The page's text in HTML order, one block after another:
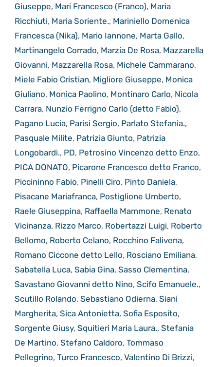
Giuseppe, Mari Francesco (Franco), Maria
Ricchiuti, Maria Soriente., Mariniello Domenica
Francesca (Nika), Mario Iannone, Marta Gallo,
Martinangelo Corrado, Marzia De Rosa, Mazzarella
Giovanni, Mazzarella Rosa, Michele Cammarano,
Miele Fabio Cristian, Migliore Giuseppe, Monica
Giuliano, Monica Paolino, Montinaro Carlo, Nicola
Carrara, Nunzio Ferrigno Carlo (detto Fabio),
Pagano Lucia, Parisi Sergio, Parlato Stefania.,
Pasquale Milite, Patrizia Giunto, Patrizia
Longobardi., PD, Petrosino Vincenzo detto Enzo,
PICA DONATO, Picarone Francesco detto Franco,
Piccininno Fabio, Pinelli Ciro, Pinto Daniela,
Pisacane Mariafranca, Postiglione Umberto,
Raele Giuseppina, Raffaella Mammone, Renato
Vicinanza, Rizzo Marco, Robertazzi Luigi, Roberto
Bellomo, Roberto Celano, Rocchino Falivena,
Romano Ciccone detto Lello, Rosciano Emiliana,
Sabatella Luca, Sabia Gina, Sasso Clementina,
Savastano Giovanni detto Nino, Scifo Emanuele.,
Scutillo Rolando, Sebastiano Odierna, Siani
Margherita, Sica Antonietta, Sofia Esposito,
Sorgente Giusy, Squitieri Maria Laura., Stefania
De Martino, Stefano Caldoro, Tommaso
Pellegrino, Turco Francesco, Valentino Di Brizzi,